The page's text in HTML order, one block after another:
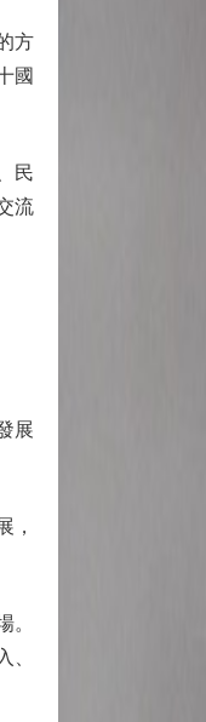
方
國
民
流
展
，
。
、